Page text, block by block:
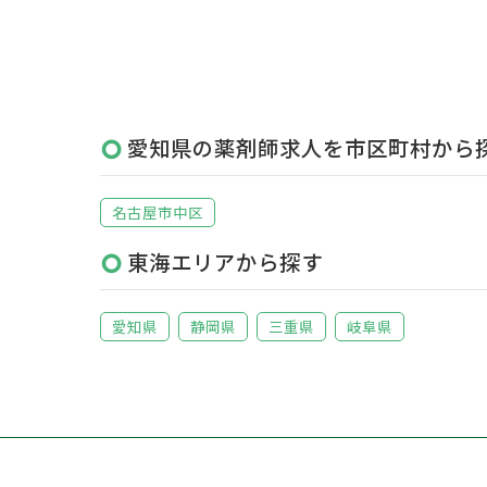
愛知県の薬剤師求人を市区町村から
名古屋市中区
東海エリアから探す
愛知県 静岡県 三重県 岐阜県